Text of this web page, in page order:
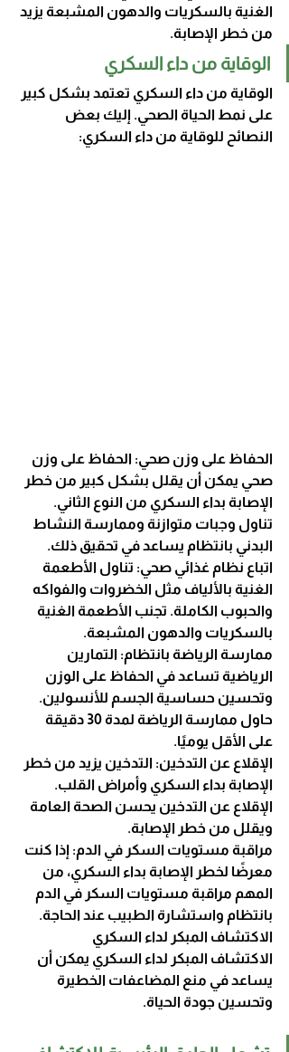
الغنية بالسكريات والدهون المشبعة يزيد
من خطر الإصابة.
الوقاية من داء السكري
الوقاية من داء السكري تعتمد بشكل كبير
على نمط الحياة الصحي. إليك بعض
النصائح للوقاية من داء السكري:
الحفاظ على وزن صحي: الحفاظ على وزن
صحي يمكن أن يقلل بشكل كبير من خطر
الإصابة بداء السكري من النوع الثاني.
تناول وجبات متوازنة وممارسة النشاط
البدني بانتظام يساعد في تحقيق ذلك.
اتباع نظام غذائي صحي: تناول الأطعمة
الغنية بالألياف مثل الخضروات والفواكه
والحبوب الكاملة. تجنب الأطعمة الغنية
بالسكريات والدهون المشبعة.
ممارسة الرياضة بانتظام: التمارين
الرياضية تساعد في الحفاظ على الوزن
وتحسين حساسية الجسم للأنسولين.
حاول ممارسة الرياضة لمدة 30 دقيقة
على الأقل يوميًا.
الإقلاع عن التدخين: التدخين يزيد من خطر
الإصابة بداء السكري وأمراض القلب.
الإقلاع عن التدخين يحسن الصحة العامة
ويقلل من خطر الإصابة.
مراقبة مستويات السكر في الدم: إذا كنت
معرضًا لخطر الإصابة بداء السكري، من
المهم مراقبة مستويات السكر في الدم
بانتظام واستشارة الطبيب عند الحاجة.
الاكتشاف المبكر لداء السكري
الاكتشاف المبكر لداء السكري يمكن أن
يساعد في منع المضاعفات الخطيرة
وتحسين جودة الحياة.